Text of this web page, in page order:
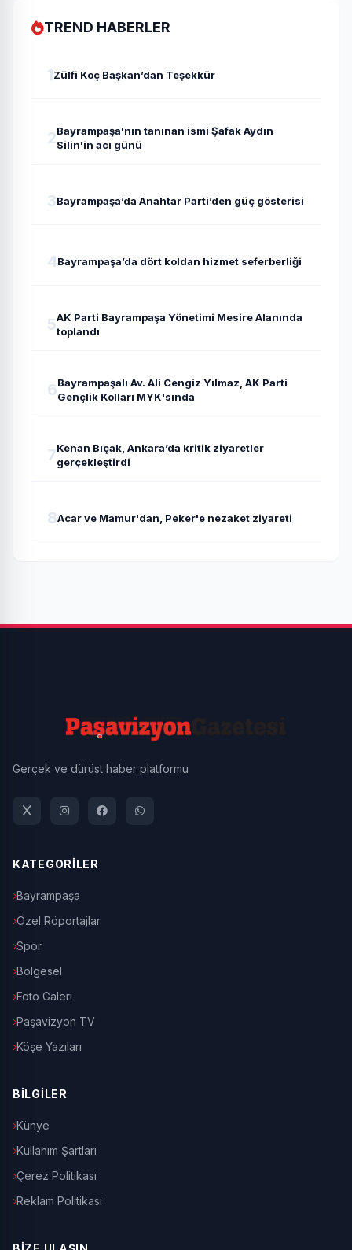
TREND HABERLER
1Zülfi Koç Başkan’dan Teşekkür
2Bayrampaşa'nın tanınan ismi Şafak Aydın
Silin'in acı günü
3Bayrampaşa’da Anahtar Parti’den güç gösterisi
4Bayrampaşa’da dört koldan hizmet seferberliği
5AK Parti Bayrampaşa Yönetimi Mesire Alanında
toplandı
6Bayrampaşalı Av. Ali Cengiz Yılmaz, AK Parti
Gençlik Kolları MYK'sında
7Kenan Bıçak, Ankara’da kritik ziyaretler
gerçekleştirdi
8Acar ve Mamur'dan, Peker'e nezaket ziyareti
Gerçek ve dürüst haber platformu
KATEGORİLER
Bayrampaşa
Özel Röportajlar
Spor
Bölgesel
Foto Galeri
Paşavizyon TV
Köşe Yazıları
BİLGİLER
Künye
Kullanım Şartları
Çerez Politikası
Reklam Politikası